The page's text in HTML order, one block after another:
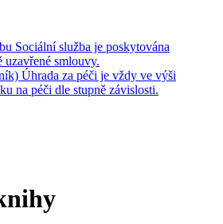
Sociální služba je poskytována
uzavřené smlouvy.
Úhrada za péči je vždy ve výši
na péči dle stupně závislosti.